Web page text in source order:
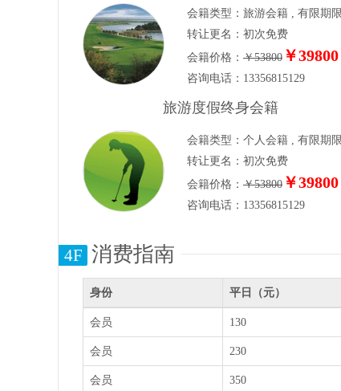
会籍类型：旅游会籍 , 有限期
转让更名：初次免费
会籍价格： ￥53800 ￥39800
咨询电话：13356815129
旅游度假终身会籍
会籍类型：个人会籍 , 有限期
转让更名：初次免费
会籍价格： ￥53800 ￥39800
咨询电话：13356815129
4F 消费指南
身份 平日（元）
会员 130
会员 230
会员 350